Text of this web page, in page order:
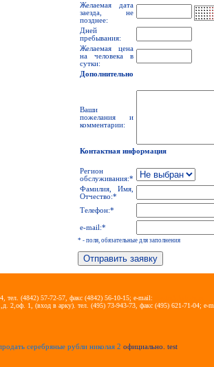
Желаемая дата
заезда, не
позднее:
Дней
пребывания:
Желаемая цена
на человека в
сутки:
Дополнительно
Ваши
пожелания и
комментарии:
Контактная информация
Регион
обслуживания:*
Фамилия, Имя,
Отчество:*
Телефон:*
e-mail:*
* - поля, обязательные для заполнения
тел. (4842) 57-72-57, факс (4842) 56-10-15; e-mail:
2,оф. 1, (вход в арку). тел. (495) 73-943-73, факс (495) 621-71-04; e-
серебряные рубли николая 2 официально. test